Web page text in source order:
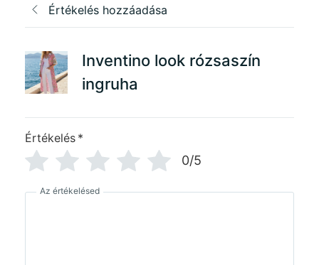
Értékelés hozzáadása
Inventino look rózsaszín
ingruha
Értékelés *
0/5
Az értékelésed